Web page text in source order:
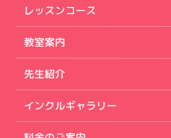
レッスンコース
教室案内
先生紹介
インクルギャラリー